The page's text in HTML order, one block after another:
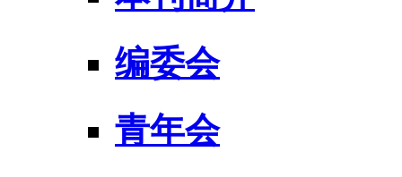
编委会
青年会